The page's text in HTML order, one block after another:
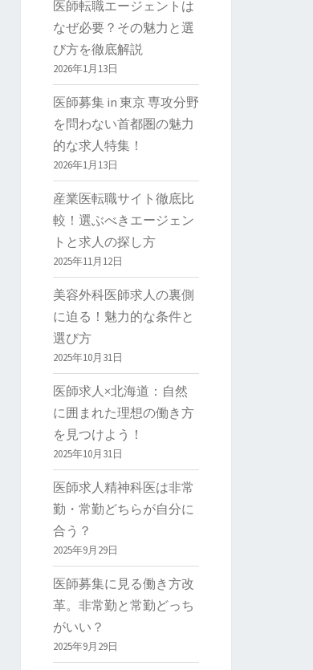
医師転職エージェントは
なぜ必要？その魅力と選
び方を徹底解説
2026年1月13日
医師募集 in 東京 専攻分野
を問わない首都圏の魅力
的な求人特集！
2026年1月13日
産業医転職サイト徹底比
較！選ぶべきエージェン
トと求人の探し方
2025年11月12日
美容外科医師求人の裏側
に迫る！魅力的な条件と
選び方
2025年10月31日
医師求人×北海道：自然
に囲まれた理想の働き方
を見つけよう！
2025年10月31日
医師求人精神科医は非常
勤・常勤どちらが自分に
合う？
2025年9月29日
医師募集に見る働き方改
革。非常勤と常勤どっち
がいい？
2025年9月29日